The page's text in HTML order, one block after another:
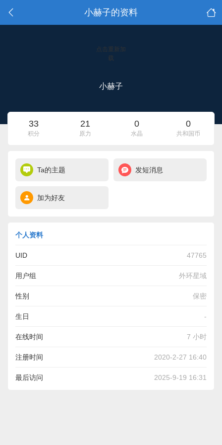
小赫子的资料
点击重新加
载
小赫子
33
积分
21
原力
0
水晶
0
共和国币
Ta的主题 发短消息
加为好友
个人资料
UID 47765
用户组 外环星域
性别 保密
生日 -
在线时间 7 小时
注册时间 2020-2-27 16:40
最后访问 2025-9-19 16:31